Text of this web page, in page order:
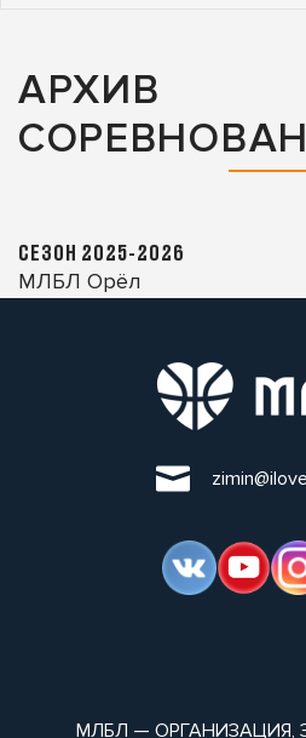
АРХИВ
СЕЗОН 2025-2026
МЛБЛ Орёл
МЛБЛ —